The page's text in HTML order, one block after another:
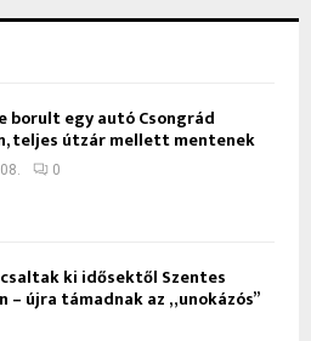
borult egy autó Csongrád
teljes útzár mellett mentenek
0
ki idősektől Szentes
– újra támadnak az „unokázós”